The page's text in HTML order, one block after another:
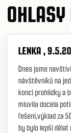
LENKA ,
Dnes jsme
návštěvníků na
konci prohlídky a
mluvila docela
řešení,výklad za
by bylo lepší